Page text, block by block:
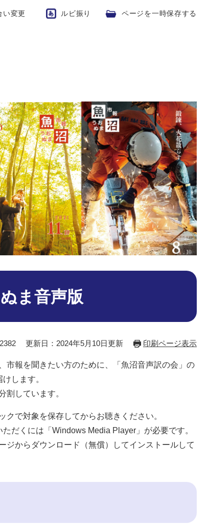
い変更 ルビ振り ページを一時保存する
ま音声版
更新日：2024年5月10日更新 印刷ページ表示
報を聞きたい方のために、「魚沼音声訳の会」の
します。
割しています。
で対象を保存してからお聴きください。
だくには「Windows Media Player」が必要です。
ジからダウンロード（無償）してインストールして